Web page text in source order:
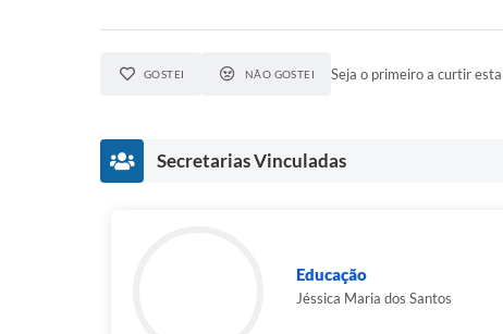
GOSTEI NÃO GOSTEI Seja o primeiro a curtir
Secretarias Vinculadas
Educação
Jéssica Maria dos Santos